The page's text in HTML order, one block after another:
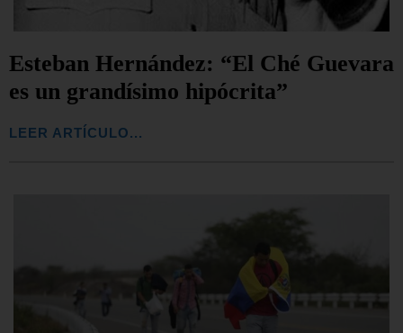
Esteban Hernández: “El Ché Guevara
es un grandísimo hipócrita”
LEER ARTÍCULO...